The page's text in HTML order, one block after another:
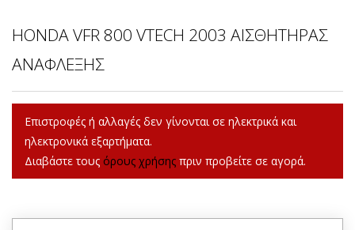
HONDA VFR 800 VTECH 2003 ΑΙΣΘΗΤΗΡΑΣ
ΑΝΑΦΛΕΞΗΣ
Επιστροφές ή αλλαγές δεν γίνονται σε ηλεκτρικά και
ηλεκτρονικά εξαρτήματα.
Διαβάστε τους όρους χρήσης πριν προβείτε σε αγορά.